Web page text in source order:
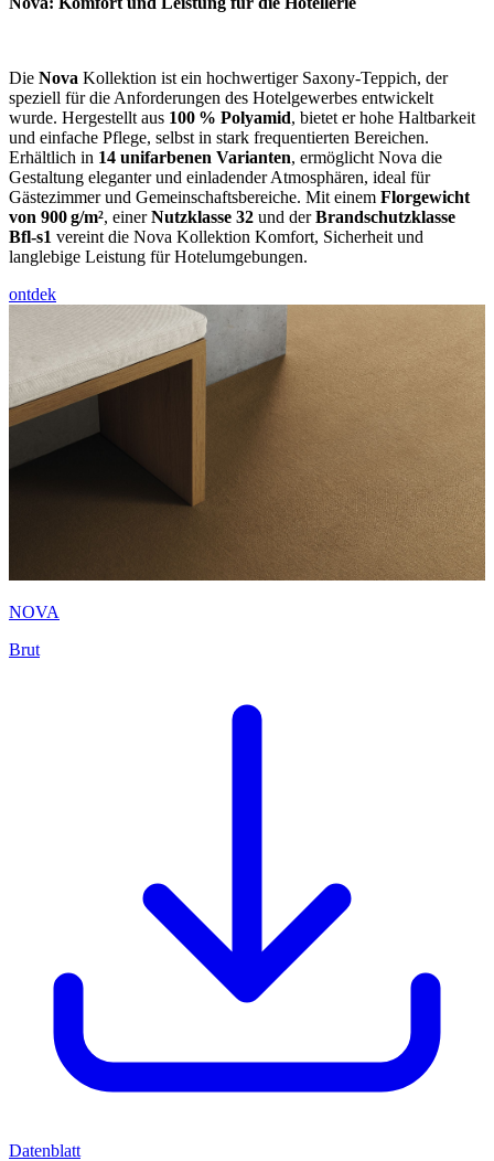
Die Nova Kollektion ist ein hochwertiger Saxony-Teppich, der
speziell für die Anforderungen des Hotelgewerbes entwickelt
wurde. Hergestellt aus 100 % Polyamid, bietet er hohe Haltbarkeit
und einfache Pflege, selbst in stark frequentierten Bereichen.
Erhältlich in 14 unifarbenen Varianten, ermöglicht Nova die
Gestaltung eleganter und einladender Atmosphären, ideal für
Gästezimmer und Gemeinschaftsbereiche. Mit einem Florgewicht
von 900 g/m², einerNutzklasse 32 und derBrandschutzklasse
Bfl‑s1 vereint die Nova Kollektion Komfort, Sicherheit und
langlebige Leistung für Hotelumgebungen.
ontdek
NOVA
Brut
Datenblatt